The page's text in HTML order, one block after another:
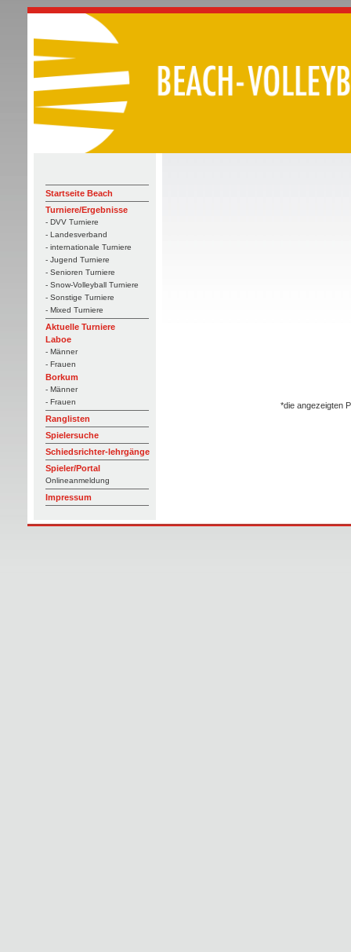
Startseite Beach
Turniere/Ergebnisse
- DVV Turniere
- Landesverband
- internationale Turniere
- Jugend Turniere
- Senioren Turniere
- Snow-Volleyball Turniere
- Sonstige Turniere
- Mixed Turniere
Aktuelle Turniere
Laboe
- Männer
- Frauen
Borkum
- Männer
- Frauen
Ranglisten
Spielersuche
Schiedsrichter-lehrgänge
Spieler/Portal
Onlineanmeldung
Impressum
*die angezeigten